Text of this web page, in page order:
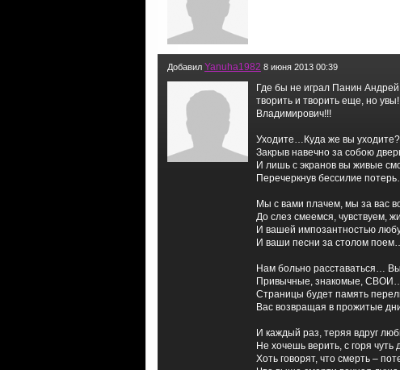
Добавил Yanuha1982 8 июня 2013 00:39
Где бы не играл Панин
творить и творить еще, но
Владимирович!!!
Уходите…Куда же вы
Закрыв навечно за собою
И лишь с экранов вы живые
Перечеркнув бессилие
Мы с вами плачем, мы за вас
До слез смеемся, чувствуем,
И вашей импозантностью
И ваши песни за столом
Нам больно расставаться… Вы
Привычные, знакомые,
Страницы будет память
Вас возвращая в прожитые
И каждый раз, теряя вдруг
Не хочешь верить, с горя
Хоть говорят, что смерть –